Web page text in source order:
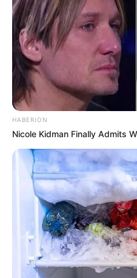
HABERION
Nicole Kidman Finally Admits